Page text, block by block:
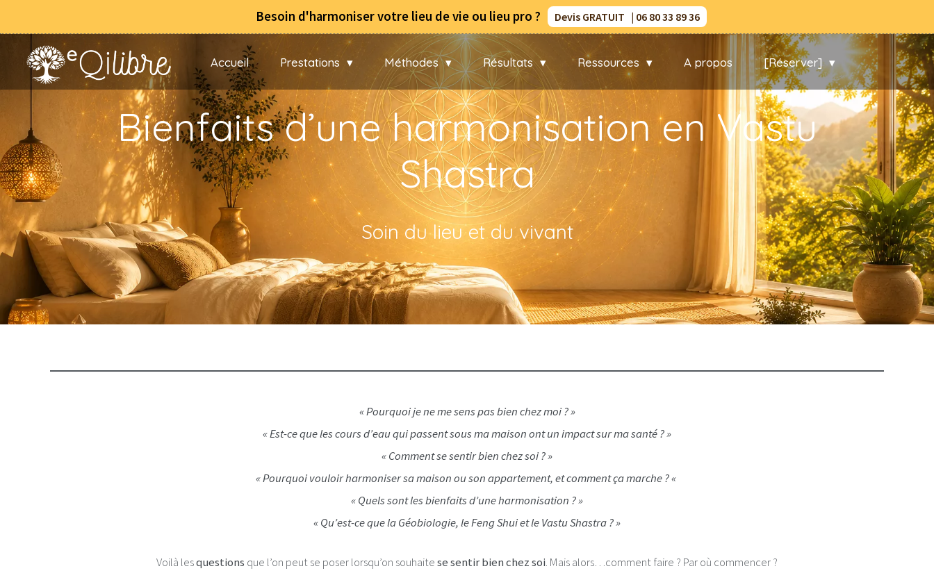
Besoin d'harmoniser votre lieu de vie ou lieu pro ? Devis GRATUIT | 06 80 33 89 36
Accueil Prestations Méthodes Résultats Ressources A propos [Réserver]
Bienfaits d’une harmonisation en Vastu
Shastra
Soin du lieu et du vivant
« Pourquoi je ne me sens pas bien chez moi ? »
« Est-ce que les cours d’eau qui passent sous ma maison ont un impact sur ma santé ? »
« Comment se sentir bien chez soi ? »
« Pourquoi vouloir harmoniser sa maison ou son appartement, et comment ça marche ? «
« Quels sont les bienfaits d’une harmonisation ? »
« Qu’est-ce que la Géobiologie, le Feng Shui et le Vastu Shastra ? »
Voilà lesquestions que l’on peut se poser lorsqu’on souhaitese sentir bien chez soi. Mais alors…comment faire ? Par où commencer ?